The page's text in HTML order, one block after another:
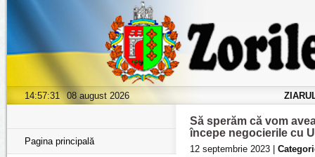
14:57:33 08 august 2026
Pagina principală
Să sperăm că vom
începe negocierile cu
12 septembrie 2023 |